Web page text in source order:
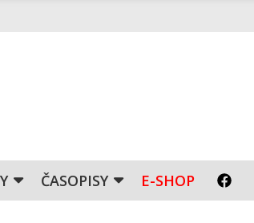
ČASOPISY E-SHOP